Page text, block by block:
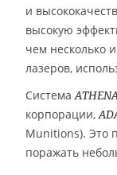
и
высокую
чем несколько
лазеров,
Система ATHENA
корпорации,
Munitions). Это
поражать